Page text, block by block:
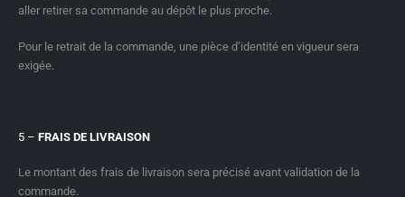
aller retirer sa commande au dépôt le plus proche.
Pour le retrait de la commande, une pièce d’identité en vigueur sera
exigée.
5 – FRAIS DE LIVRAISON
Le montant des frais de livraison sera précisé avant validation de la
commande.